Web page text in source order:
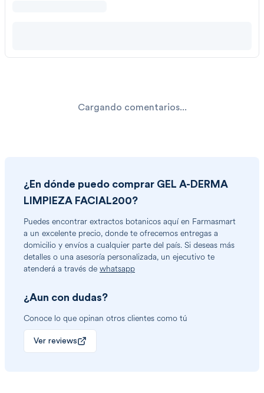
Cargando comentarios...
¿En dónde puedo comprar GEL A-DERMA
LIMPIEZA FACIAL200?
Puedes encontrar extractos botanicos aquí en Farmasmart
a un excelente precio, donde te ofrecemos entregas a
domicilio y envíos a cualquier parte del país. Si deseas más
detalles o una asesoría personalizada, un ejecutivo te
atenderá a través de whatsapp
¿Aun con dudas?
Conoce lo que opinan otros clientes como tú
Ver reviews